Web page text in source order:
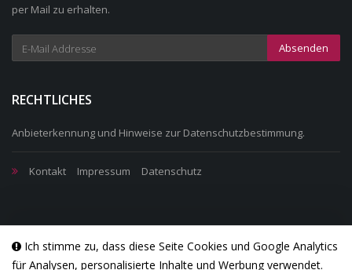
per Mail zu erhalten.
Absenden
RECHTLICHES
Anbieterkennung und Hinweise zur Datenschutzbestimmung.
Kontakt Impressum Datenschutz
Ich stimme zu, dass diese Seite Cookies und Google Analytics
für Analysen, personalisierte Inhalte und Werbung verwendet.